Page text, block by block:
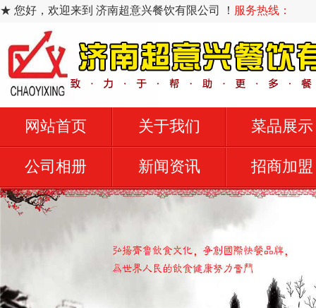
★ 您好，欢迎来到 济南超意兴餐饮有限公司 ！ 服务热线：
网站首页 关于我们 菜品展示
公司相册 新闻资讯 招商加盟